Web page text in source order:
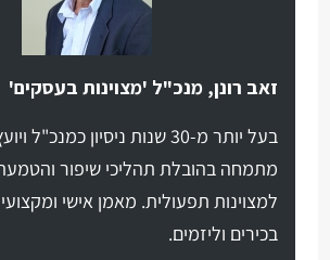
זאב רונן, מנכ"ל 'מצוינות בעסקים'
בעל יותר מ-30 שנות ניסיון
מתמחה בהובלת תהליכי שיפור
למצוינות תפעולית. מאמן אישי
בכירים וליזמים.